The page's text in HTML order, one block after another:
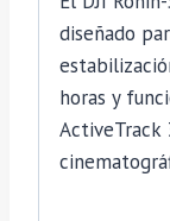
diseñado
horas y
ActiveTrack